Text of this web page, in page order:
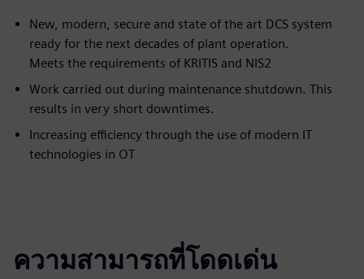
New, modern, secure and state of the art DCS system
ready for the next decades of plant operation.
Meets the requirements of KRITIS and NIS2
Work carried out during maintenance shutdown. This
results in very short downtimes.
Increasing efficiency through the use of modern IT
technologies in OT
ความสามารถที่โดดเด่น